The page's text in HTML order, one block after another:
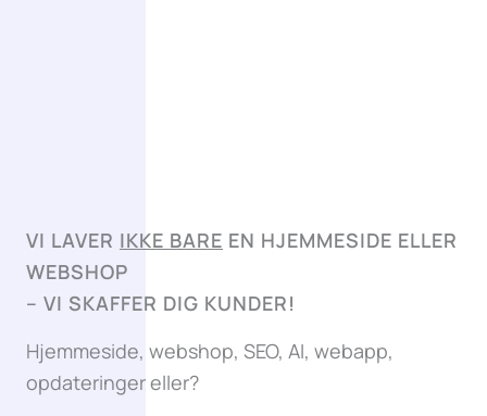
VI LAVER IKKE BARE EN HJEMMESIDE ELLER
WEBSHOP
– VI SKAFFER DIG KUNDER!
Hjemmeside, webshop, SEO, AI, webapp,
opdateringer eller?